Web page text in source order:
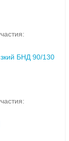
БНД 90/130